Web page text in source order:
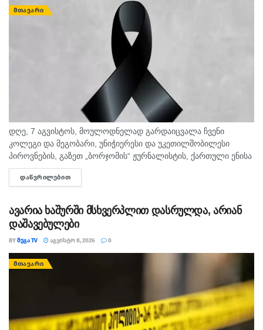
ᲛᲗᲐᲕᲐᲠᲘ
დღე, 7 აგვისტოს, მოულოდნელად გარდაიცვალა ჩვენი
კოლეგი და მეგობარი, უნიჭიერესი და უკეთილშობილესი
პიროვნების, გაზეთ „ბორჯომის“ ჟურნალისტის, ქართული ენისა
და ლიტერატურის პედაგოგი მონიკა ჭანტურია. "მეგა ტვ"
უდიდეს მწუხარებას გამოვხატავს მონიკა ჭანტურიას
ᲓᲐᲬᲕᲠᲘᲚᲔᲑᲘᲗ
ავარია ხაშურში მსხვერპლით დასრულდა, არიან
დაშავებულები
BYᲛᲔᲒᲐ TV ᲐᲒᲕᲘᲡᲢᲝ 8, 2026 0
ᲛᲗᲐᲕᲐᲠᲘ